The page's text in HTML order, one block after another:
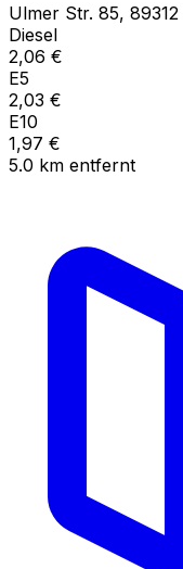
Ulmer Str. 85, 89312
Diesel
2,06 €
E5
2,03 €
E10
1,97 €
5.0 km entfernt